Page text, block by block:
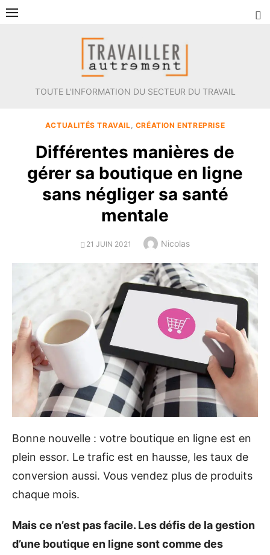
Aller
TOUTE L'INFORMATION DU SECTEUR DU TRAVAIL
ACTUALITÉS TRAVAIL CRÉATION ENTREPRISE
Différentes manières de
gérer sa boutique en ligne
sans négliger sa santé
mentale
POSTED
21 JUIN 2021 Author
Nicolas
Bonne nouvelle : votre boutique en ligne est en
plein essor. Le trafic est en hausse, les taux de
conversion aussi. Vous vendez plus de produits
chaque mois.
Mais ce n’est pas facile. Les défis de la gestion
d’une boutique en ligne sont comme des